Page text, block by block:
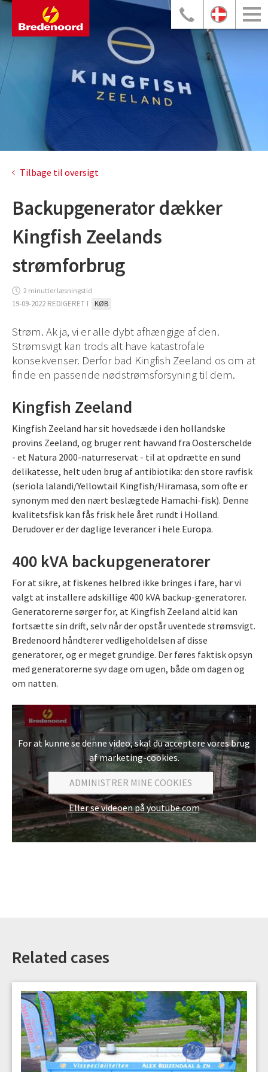
Tilbage til oversigt
Backupgenerator dækker
Kingfish Zeelands
strømforbrug
2 minutter læsningstid
19-09-2022 REDIGERET I KØB
Strøm. Ak ja, vi er alle dybt afhængige af den.
Strømsvigt kan trods alt have katastrofale
konsekvenser. Derfor bad Kingfish Zeeland os om at
finde en passende nødstrømsforsyning til dem.
Kingfish Zeeland
Kingfish Zeeland har sit hovedsæde i den hollandske
provins Zeeland, og bruger rent havvand fra Oosterschelde
- et Natura 2000-naturreservat - til at opdrætte en sund
delikatesse, helt uden brug af antibiotika: den store ravfisk
(seriola lalandi/Yellowtail Kingfish/Hiramasa, som ofte er
synonym med den nært beslægtede Hamachi-fisk). Denne
kvalitetsfisk kan fås frisk hele året rundt i Holland.
Derudover er der daglige leverancer i hele Europa.
400 kVA backupgeneratorer
For at sikre, at fiskenes helbred ikke bringes i fare, har vi
valgt at installere adskillige 400 kVA backup-generatorer.
Generatorerne sørger for, at Kingfish Zeeland altid kan
fortsætte sin drift, selv når der opstår uventede strømsvigt.
Bredenoord håndterer vedligeholdelsen af disse
generatorer, og er meget grundige. Der føres faktisk opsyn
med generatorerne syv dage om ugen, både om dagen og
om natten.
For at kunne se denne video, skal du acceptere vores brug
af marketing-cookies.
ADMINISTRER MINE COOKIES
Eller se videoen på youtube.com
Related cases